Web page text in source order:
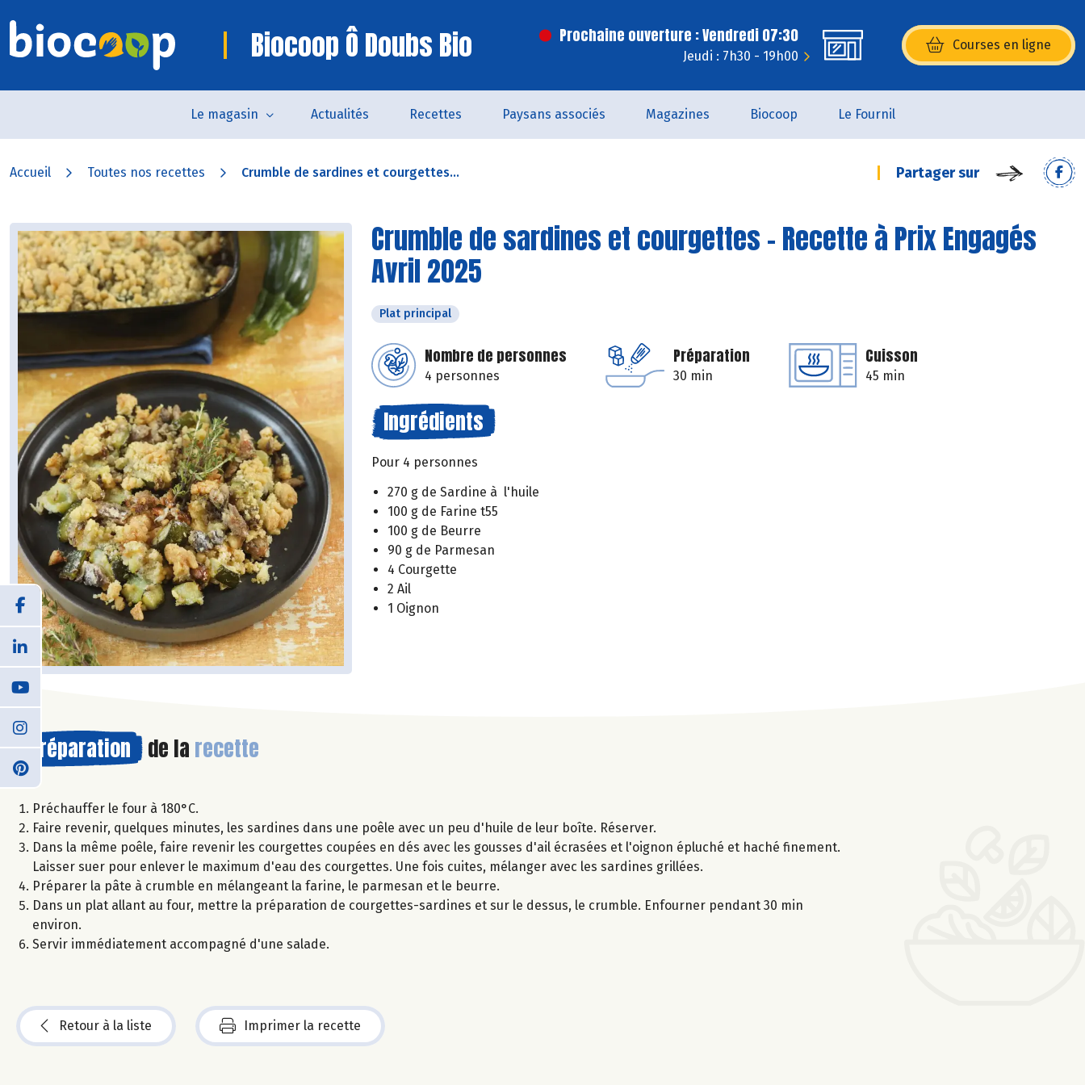
Biocoop Ô Doubs Bio Prochaine ouverture : Vendredi 07:30
Jeudi : 7h30 - 19h00
Courses en ligne
(s’ouvre dans une nouvelle
Le magasin Actualités Recettes Paysans associés Magazines Biocoop Le Fournil
Accueil Toutes nos recettes Crumble de sardines et courgettes... Partager sur
Crumble de sardines et courgettes - Recette à Prix Engagés
Avril 2025
Plat principal
Nombre de personnes
4 personnes
Préparation
30 min
Cuisson
45 min
Ingrédients
Pour 4 personnes
270 g de Sardine à l'huile
100 g de Farine t55
100 g de Beurre
90 g de Parmesan
4 Courgette
2 Ail
1 Oignon
Préparation de la recette
Préchauffer le four à 180°C.
Faire revenir, quelques minutes, les sardines dans une poêle avec un peu d'huile de leur boîte. Réserver.
Dans la même poêle, faire revenir les courgettes coupées en dés avec les gousses d'ail écrasées et l'oignon épluché et haché finement.
Laisser suer pour enlever le maximum d'eau des courgettes. Une fois cuites, mélanger avec les sardines grillées.
Préparer la pâte à crumble en mélangeant la farine, le parmesan et le beurre.
Dans un plat allant au four, mettre la préparation de courgettes-sardines et sur le dessus, le crumble. Enfourner pendant 30 min
environ.
Servir immédiatement accompagné d'une salade.
Retour à la liste Imprimer la recette